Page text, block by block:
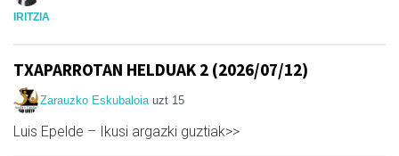
IRITZIA
TXAPARROTAN HELDUAK 2 (2026/07/12)
Zarauzko Eskubaloia uzt 15
Luis Epelde – Ikusi argazki guztiak>>